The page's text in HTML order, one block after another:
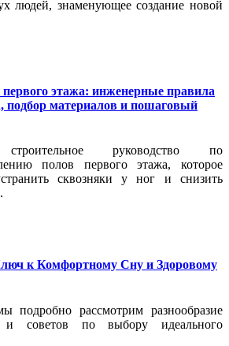
людей, знаменующее создание новой
этажа: инженерные правила
подбор материалов и пошаговый
строительное руководство по
полов первого этажа, которое
сквозняки у ног и снизить
к Комфортному Сну и Здоровому
подробно рассмотрим разнообразие
и советов по выбору идеального